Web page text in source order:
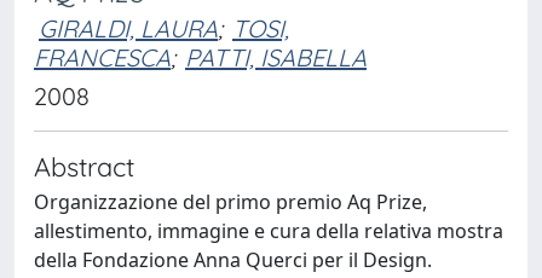
GIRALDI, LAURA; TOSI,
FRANCESCA; PATTI, ISABELLA
2008
Abstract
Organizzazione del primo premio Aq Prize,
allestimento, immagine e cura della relativa mostra
della Fondazione Anna Querci per il Design.